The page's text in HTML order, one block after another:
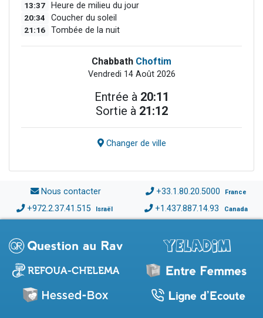
13:37 Heure de milieu du jour
20:34 Coucher du soleil
21:16 Tombée de la nuit
Chabbath Choftim
Vendredi 14 Août 2026
Entrée à 20:11
Sortie à 21:12
Changer de ville
Nous contacter +33.1.80.20.5000 France
+972.2.37.41.515 Israël +1.437.887.14.93 Canada